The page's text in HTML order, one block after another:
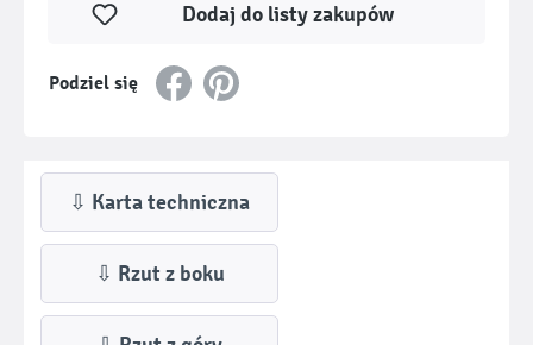
Podziel się
Dodaj do listy zakupów
⇩ Karta techniczna
⇩ Rzut z boku